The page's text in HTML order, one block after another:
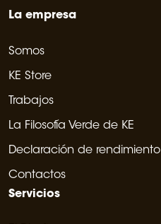
La empresa
Somos
KE Store
Trabajos
La Filosofía Verde de KE
Declaración de rendimiento
Contactos
Servicios